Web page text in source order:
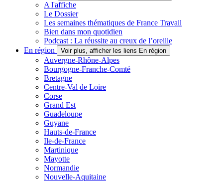
A l'affiche
Le Dossier
Les semaines thématiques de France Travail
Bien dans mon quotidien
Podcast : La réussite au creux de l’oreille
En région
Voir plus, afficher les liens En région
Auvergne-Rhône-Alpes
Bourgogne-Franche-Comté
Bretagne
Centre-Val de Loire
Corse
Grand Est
Guadeloupe
Guyane
Hauts-de-France
Ile-de-France
Martinique
Mayotte
Normandie
Nouvelle-Aquitaine